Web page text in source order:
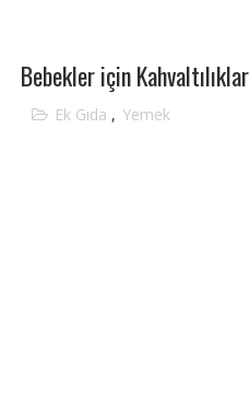
Bebekler için Kahvaltılıklar
Ek Gıda , Yemek